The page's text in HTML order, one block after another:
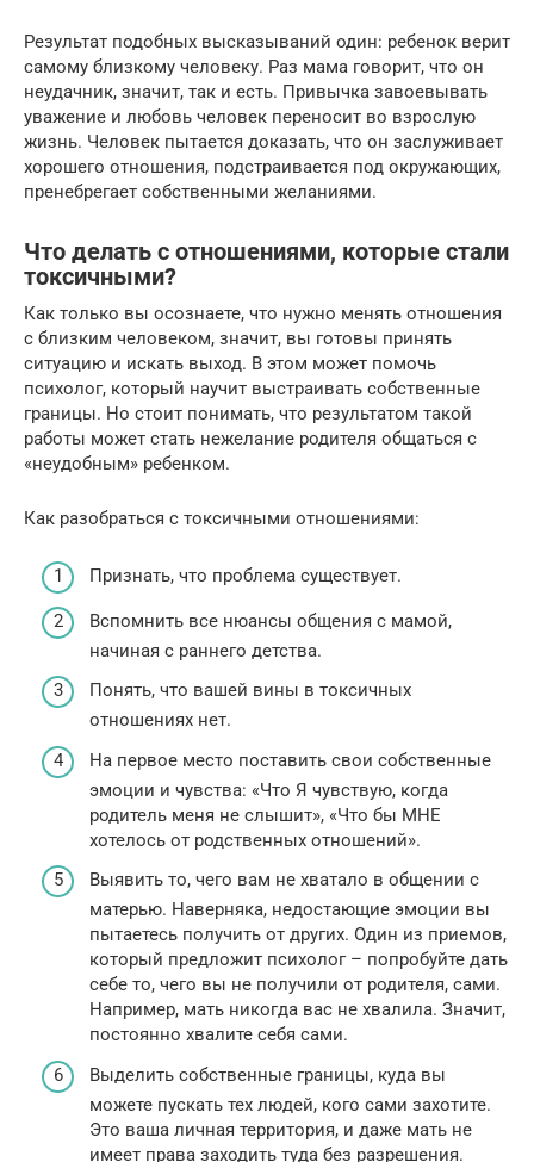
Результат подобных высказываний один: ребенок верит
самому близкому человеку. Раз мама говорит, что он
неудачник, значит, так и есть. Привычка завоевывать
уважение и любовь человек переносит во взрослую
жизнь. Человек пытается доказать, что он заслуживает
хорошего отношения, подстраивается под окружающих,
пренебрегает собственными желаниями.
Что делать с отношениями, которые стали
токсичными?
Как только вы осознаете, что нужно менять отношения
с близким человеком, значит, вы готовы принять
ситуацию и искать выход. В этом может помочь
психолог, который научит выстраивать собственные
границы. Но стоит понимать, что результатом такой
работы может стать нежелание родителя общаться с
«неудобным» ребенком.
Как разобраться с токсичными отношениями:
Признать, что проблема существует.
Вспомнить все нюансы общения с мамой,
начиная с раннего детства.
Понять, что вашей вины в токсичных
отношениях нет.
На первое место поставить свои собственные
эмоции и чувства: «Что Я чувствую, когда
родитель меня не слышит», «Что бы МНЕ
хотелось от родственных отношений».
Выявить то, чего вам не хватало в общении с
матерью. Наверняка, недостающие эмоции вы
пытаетесь получить от других. Один из приемов,
который предложит психолог – попробуйте дать
себе то, чего вы не получили от родителя, сами.
Например, мать никогда вас не хвалила. Значит,
постоянно хвалите себя сами.
Выделить собственные границы, куда вы
можете пускать тех людей, кого сами захотите.
Это ваша личная территория, и даже мать не
имеет права заходить туда без разрешения.